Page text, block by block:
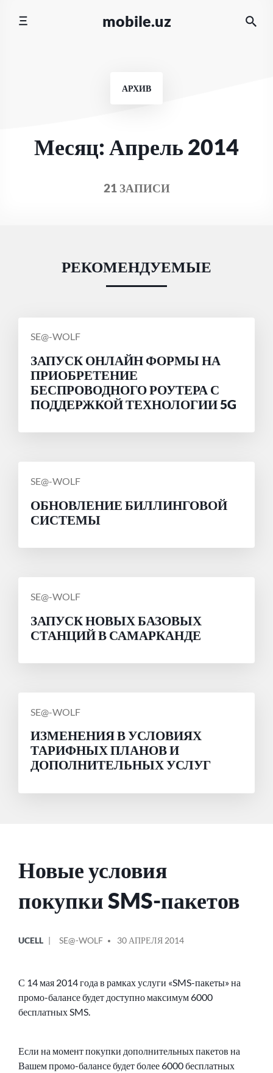
mobile.uz
АРХИВ
Месяц: Апрель 2014
21 ЗАПИСИ
РЕКОМЕНДУЕМЫЕ
СООБЩЕНИЕ
SE@-WOLF
ЗАПУСК ОНЛАЙН ФОРМЫ НА
ПРИОБРЕТЕНИЕ
БЕСПРОВОДНОГО РОУТЕРА С
ПОДДЕРЖКОЙ ТЕХНОЛОГИИ 5G
СООБЩЕНИЕ
SE@-WOLF
ОБНОВЛЕНИЕ БИЛЛИНГОВОЙ
СИСТЕМЫ
СООБЩЕНИЕ
SE@-WOLF
ЗАПУСК НОВЫХ БАЗОВЫХ
СТАНЦИЙ В САМАРКАНДЕ
СООБЩЕНИЕ
SE@-WOLF
ИЗМЕНЕНИЯ В УСЛОВИЯХ
ТАРИФНЫХ ПЛАНОВ И
ДОПОЛНИТЕЛЬНЫХ УСЛУГ
Новые условия
покупки SMS-пакетов
В
UCELL
ОТ
SE@-WOLF 30 АПРЕЛЯ 2014
С 14 мая 2014 года в рамках услуги «SMS-пакеты» на
промо-балансе будет доступно максимум 6000
бесплатных SMS.
Если на момент покупки дополнительных пакетов на
Вашем промо-балансе будет более 6000 бесплатных